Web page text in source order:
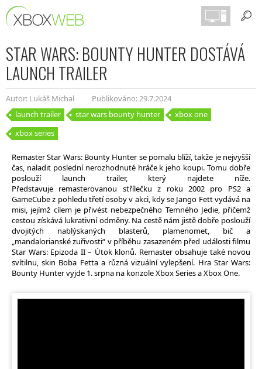
STAR WARS: BOUNTY HUNTER DOSTÁVÁ
LAUNCH TRAILER
Autor: Lukáš Michal
Publikováno: 29.7.2024
launch trailer
star wars bounty hunter
xbox one
xbox series
Remaster Star Wars: Bounty Hunter se pomalu blíží, takže je nejvyšší
čas, naladit poslední nerozhodnuté hráče k jeho koupi. Tomu dobře
poslouží launch trailer, který najdete níže.
Představuje remasterovanou střílečku z roku 2002 pro PS2 a
GameCube z pohledu třetí osoby v akci, kdy se Jango Fett vydává na
misi, jejímž cílem je přivést nebezpečného Temného Jedie, přičemž
cestou získává lukrativní odměny. Na cestě nám jistě dobře poslouží
dvojitých nablýskaných blasterů, plamenomet, bič a
„mandalorianské zuřivosti“ v příběhu zasazeném před události filmu
Star Wars: Epizoda II – Útok klonů. Remaster obsahuje také novou
svítilnu, skin Boba Fetta a různá vizuální vylepšení. Hra Star Wars:
Bounty Hunter vyjde 1. srpna na konzole Xbox Series a Xbox One.